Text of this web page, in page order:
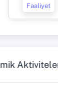
Faaliyet